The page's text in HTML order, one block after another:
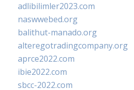
adlibilimler2023.com
naswwebed.org
balithut-manado.org
alteregotradingcompany.org
aprce2022.com
ibie2022.com
sbcc-2022.com